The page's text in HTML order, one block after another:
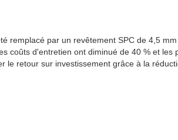
remplacé par un revêtement SPC de 4,5 mm
coûts d'entretien ont diminué de 40 % et les
le retour sur investissement grâce à la